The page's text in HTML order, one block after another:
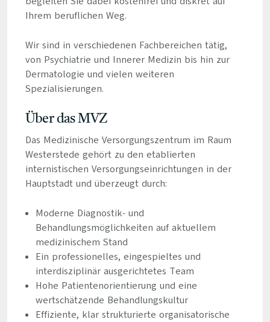
Ihrem beruflichen Weg.
Wir sind in verschiedenen Fachbereichen tätig,
von Psychiatrie und Innerer Medizin bis hin zur
Dermatologie und vielen weiteren
Spezialisierungen.
Über das MVZ
Das Medizinische Versorgungszentrum im Raum
Westerstede gehört zu den etablierten
internistischen Versorgungseinrichtungen in der
Hauptstadt und überzeugt durch:
Moderne Diagnostik- und
Behandlungsmöglichkeiten auf aktuellem
medizinischem Stand
Ein professionelles, eingespieltes und
interdisziplinär ausgerichtetes Team
Hohe Patientenorientierung und eine
wertschätzende Behandlungskultur
Effiziente, klar strukturierte organisatorische